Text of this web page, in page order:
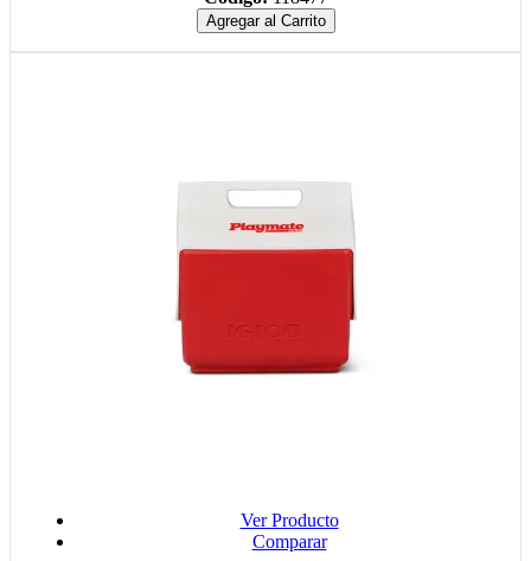
Agregar al Carrito
Ver Producto
Comparar